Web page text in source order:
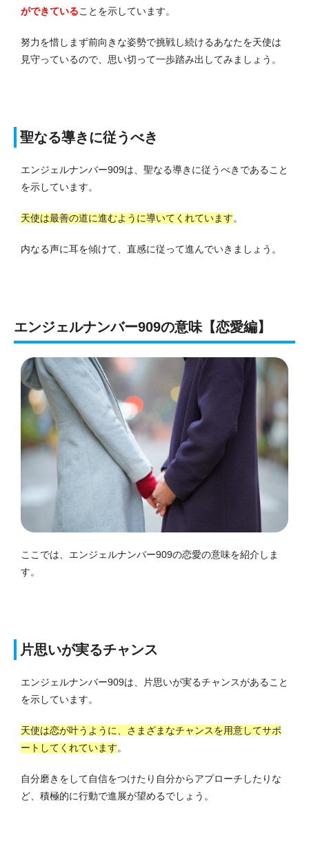
ができていることを示しています。
努力を惜しまず前向きな姿勢で挑戦し続けるあなたを天使は
見守っているので、思い切って一歩踏み出してみましょう。
聖なる導きに従うべき
エンジェルナンバー909は、聖なる導きに従うべきであること
を示しています。
天使は最善の道に進むように導いてくれています。
内なる声に耳を傾けて、直感に従って進んでいきましょう。
エンジェルナンバー909の意味【恋愛編】
ここでは、エンジェルナンバー909の恋愛の意味を紹介しま
す。
片思いが実るチャンス
エンジェルナンバー909は、片思いが実るチャンスがあること
を示しています。
天使は恋が叶うように、さまざまなチャンスを用意してサポ
ートしてくれています。
自分磨きをして自信をつけたり自分からアプローチしたりな
ど、積極的に行動で進展が望めるでしょう。